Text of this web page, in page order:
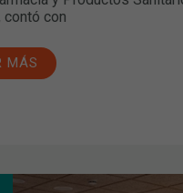
contó con
MÁS